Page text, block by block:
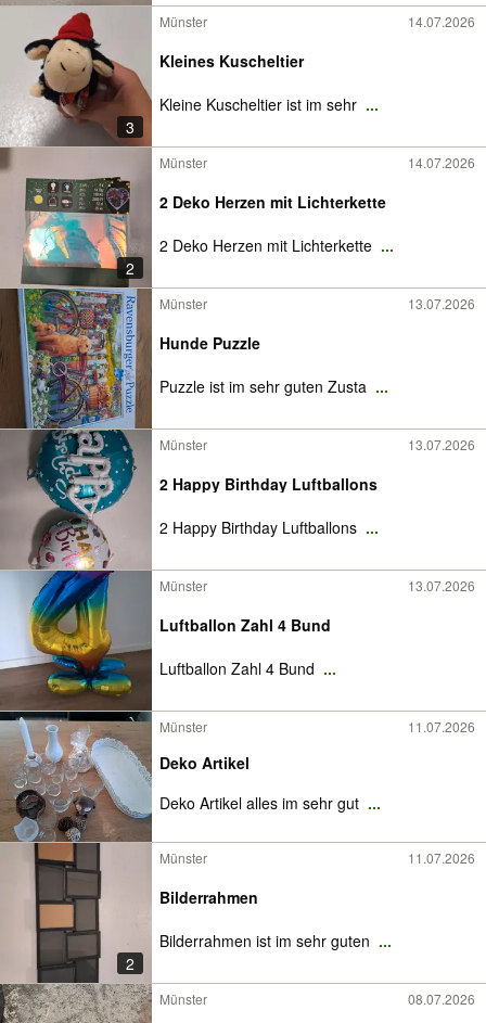
3
Münster 14.07.2026
Kleines Kuscheltier
Kleine Kuscheltier ist im sehr ...
2
Münster 14.07.2026
2 Deko Herzen mit Lichterkette
2 Deko Herzen mit Lichterkette ...
Münster 13.07.2026
Hunde Puzzle
Puzzle ist im sehr guten Zusta ...
Münster 13.07.2026
2 Happy Birthday Luftballons
2 Happy Birthday Luftballons ...
Münster 13.07.2026
Luftballon Zahl 4 Bund
Luftballon Zahl 4 Bund ...
Münster 11.07.2026
Deko Artikel
Deko Artikel alles im sehr gut ...
2
Münster 11.07.2026
Bilderrahmen
Bilderrahmen ist im sehr guten ...
Münster 08.07.2026